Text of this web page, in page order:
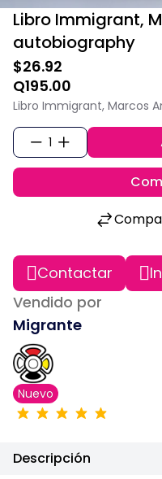
Libro Immigrant,
autobiography
$26.92
Q195.00
Libro Immigrant, Marcos
1
Contactar
Vendido por
Migrante
Nuevo
Descripción